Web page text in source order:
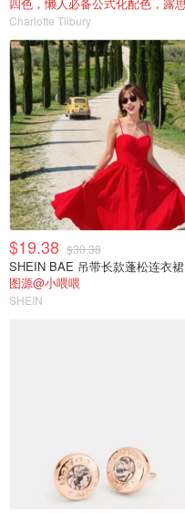
Charlotte Tilbury
$19.38 $30.38
SHEIN BAE 吊带长款蓬松连衣裙
图源@小喂喂
SHEIN